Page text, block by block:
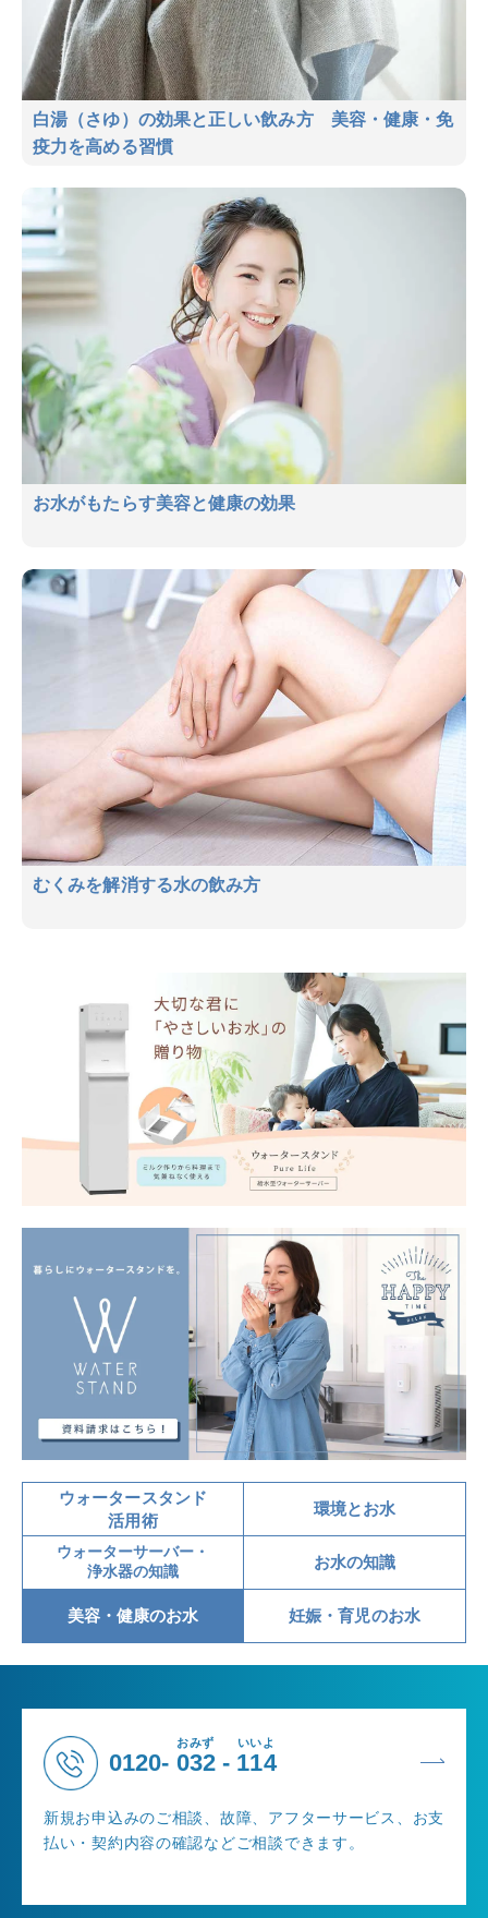
白湯（さゆ）の効果と正しい飲み方 美容・健康・免
疫力を高める習慣
お水がもたらす美容と健康の効果
むくみを解消する水の飲み方
ウォータースタンド
活用術
環境とお水
ウォーターサーバー・
浄水器の知識
お水の知識
美容・健康のお水 妊娠・育児のお水
0120- 032
おみず
- 114
いいよ
新規お申込みのご相談、故障、アフターサービス、お支
払い・契約内容の確認などご相談できます。